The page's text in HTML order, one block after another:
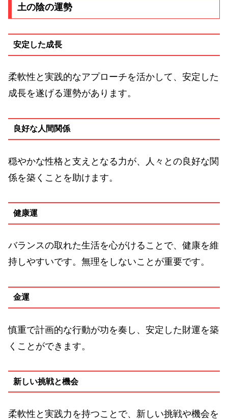
土の陰の運勢
安定した成長
柔軟性と実践的なアプローチを活かして、安定した
成長を遂げる運勢があります。
良好な人間関係
穏やかな性格と支えとなる力が、人々との良好な関
係を築くことを助けます。
健康運
バランスの取れた生活を心がけることで、健康を維
持しやすいです。無理をしないことが重要です。
金運
慎重で計画的な行動が功を奏し、安定した財運を築
くことができます。
新しい挑戦と機会
柔軟性と実践力を持つことで、新しい挑戦や機会を